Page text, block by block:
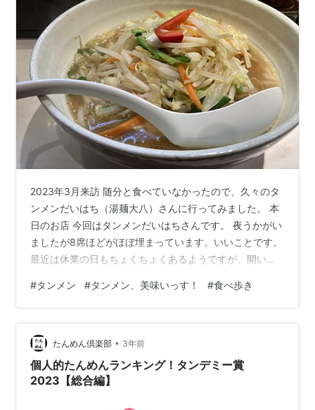
2023年3月来訪 随分と食べていなかったので、久々のタ
ンメンだいはち（湯麺大八）さんに行ってみました。 本
日のお店 今回はタンメンだいはちさんです。 夜うかがい
ましたが8席ほどがほぼ埋まっています。いいことです。
最近は休業の日もちょくちょくあるようですが、開いて
油タンメンでしょう！タンメン、醤油、麺量中で注文し
ました。850円に値上がりしていました。 レギュラーメ
ニューの他、このときは下記のようなタンメンもありま
した。 そして到着。 ちょっと見た目が変わった？ ビジ
ュアルの良さは若干下がった気がします。そして野菜が
増えたような。あと、照…
#タンメン #タンメン、美味いっす！ #食べ歩き
たんめん倶楽部 • 3年前
個人的たんめんランキング！タンデミー賞
2023【総合編】